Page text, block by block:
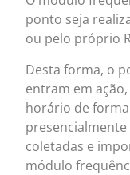
ponto seja
ou pelo próprio
Desta forma, o
entram em
horário de
presencialmente
coletadas e
módulo